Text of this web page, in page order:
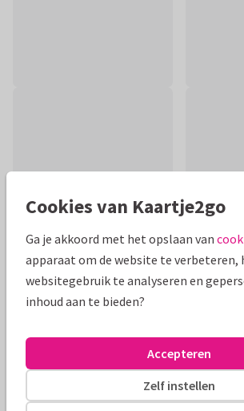
Productinformatie
Stijlvolle condoleance kaart met
veldbloemen, klaprozen in lijntekening
in een warm kleurenpalet
Cookies van Kaartje2go
Ga je akkoord met het opslaan van
apparaat om de website te verbeteren,
websitegebruik te analyseren en
inhoud aan te bieden?
Zelf instellen
Accepteren